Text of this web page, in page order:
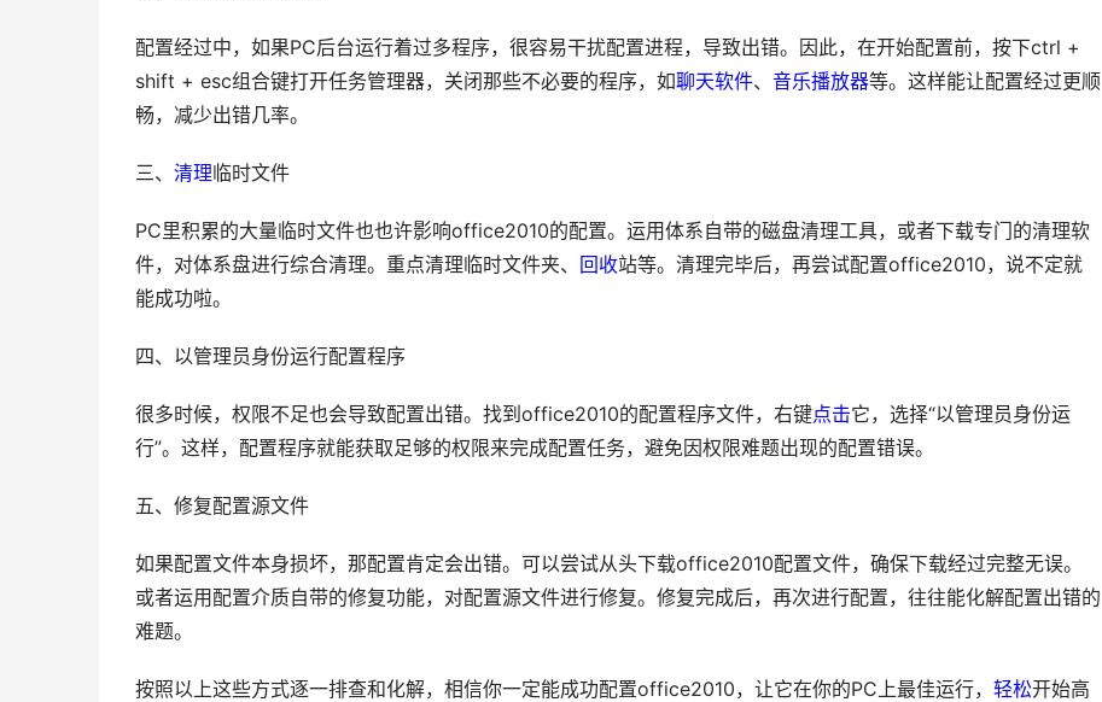
配置经过中，如果PC后台运行着过多程序，很容易干扰配置进程，导致出错。因此，在开始配置前，按下ctrl +
shift + esc组合键打开任务管理器，关闭那些不必要的程序，如聊天软件、 音乐播放器等。这样能让配置经过更顺
畅，减少出错几率。
三、 清理临时文件
PC里积累的大量临时文件也也许影响office2010的配置。运用体系自带的磁盘清理工具，或者下载专门的清理软
件，对体系盘进行综合清理。重点清理临时文件夹、
回收站等。清理完毕后，再尝试配置office2010，说不定就
能成功啦。
四、以管理员身份运行配置程序
很多时候，权限不足也会导致配置出错。找到office2010的配置程序文件，右键点击它，选择“以管理员身份运
行”。这样，配置程序就能获取足够的权限来完成配置任务，避免因权限难题出现的配置错误。
五、修复配置源文件
如果配置文件本身损坏，那配置肯定会出错。可以尝试从头下载office2010配置文件，确保下载经过完整无误。
或者运用配置介质自带的修复功能，对配置源文件进行修复。修复完成后，再次进行配置，往往能化解配置出错的
难题。
按照以上这些方式逐一排查和化解，相信你一定能成功配置office2010，让它在你的PC上最佳运行， 轻松开始高